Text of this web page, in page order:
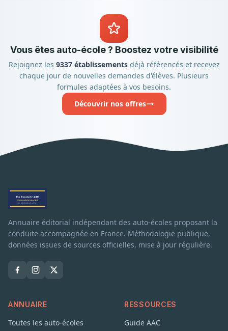
Vous êtes auto-école ? Boostez votre visibilité
Rejoignez les 9337 établissementsdéjà référencés et recevez
chaque jour de nouvelles demandes d'élèves. Plusieurs
formules adaptées à vos besoins.
Découvrir nos offres
Annuaire éditorial indépendant des auto-écoles proposant la
conduite accompagnée en France. Méthodologie publique,
données issues de sources officielles, mise à jour régulière.
ANNUAIRE
Toutes les auto-écoles
RESSOURCES
Guide AAC